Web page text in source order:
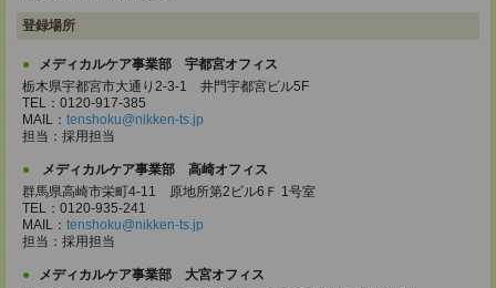
登録場所
メディカルケア事業部 宇都宮オフィス
栃木県宇都宮市大通り2-3-1 井門宇都宮ビル5F
TEL：0120-917-385
MAIL： tenshoku@nikken-ts.jp
担当：採用担当
メディカルケア事業部 高崎オフィス
群馬県高崎市栄町4-11 原地所第2ビル6Ｆ 1号室
TEL：0120-935-241
MAIL： tenshoku@nikken-ts.jp
担当：採用担当
メディカルケア事業部 大宮オフィス